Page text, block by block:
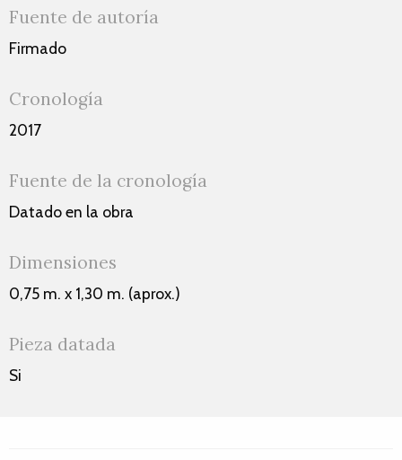
Fuente de autoría
Firmado
Cronología
2017
Fuente de la cronología
Datado en la obra
Dimensiones
0,75 m. x 1,30 m. (aprox.)
Pieza datada
Si